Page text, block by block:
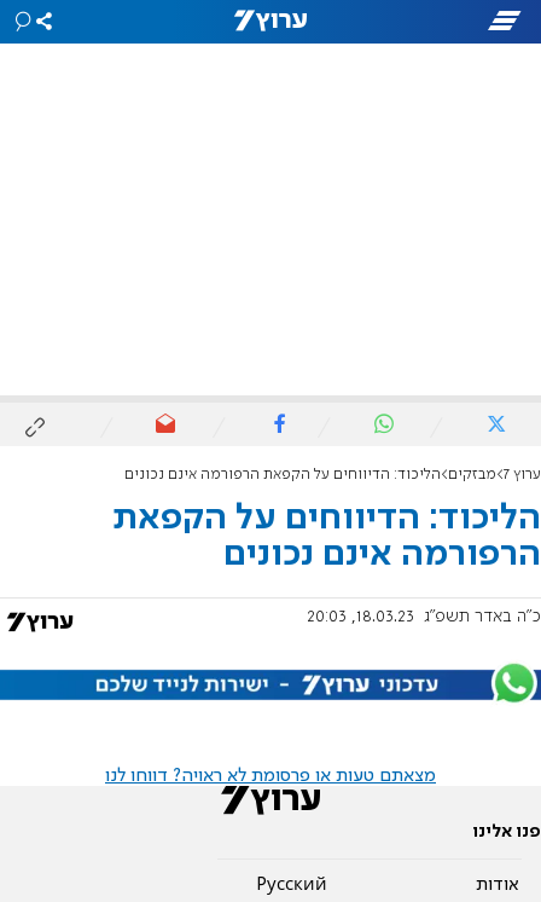
ערוץ 7 מבזקים הליכוד: הדיווחים על הקפאת הרפורמה אינם נכונים
הליכוד: הדיווחים על הקפאת
הרפורמה אינם נכונים
כ"ה באדר תשפ"ג 18.03.23, 20:03
מצאתם טעות או פרסומת לא ראויה? דווחו לנו
פנו אלינו
אודות
Pусский